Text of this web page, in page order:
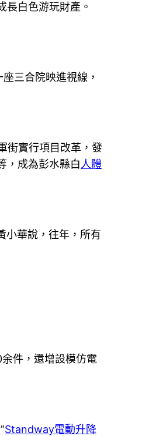
長白色游玩財產。
三合院映進視線，
街實行項目改革，發
，成為彭水縣白人體
小華說，往年，所有
件，還增設模仿電
Standway電動升降